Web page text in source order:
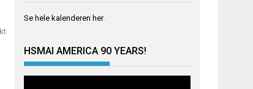
Se hele kalenderen her.
HSMAI AMERICA 90 YEARS!